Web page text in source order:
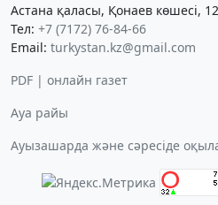
Астана қаласы, Қонаев көшесі,
Тел: +7 (7172) 76-84-66
Email: turkystan.kz@gmail.com
PDF | онлайн газет
Ауа райы
Ауызашарда және сәресіде